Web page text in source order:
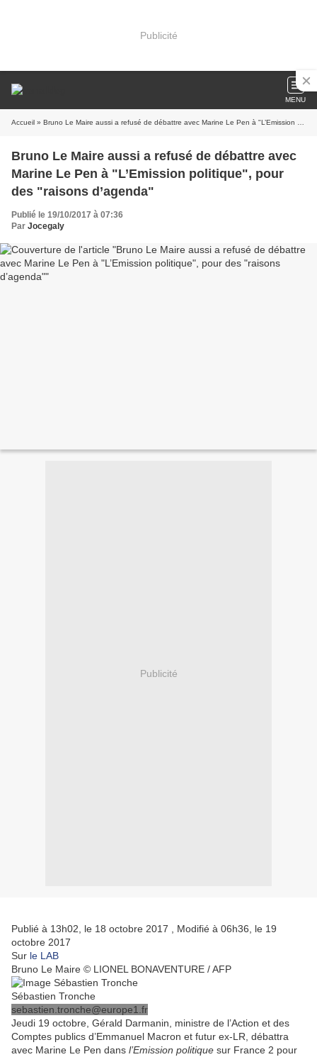
Publicité
MENU
Accueil » Bruno Le Maire aussi a refusé de débattre avec Marine Le Pen à "L’Emission politique", pour des "raisons d’agenda"
Bruno Le Maire aussi a refusé de débattre avec
Marine Le Pen à "L’Emission politique", pour
des "raisons d’agenda"
Publié le 19/10/2017 à 07:36
Par Jocegaly
Publicité
Publié à 13h02, le 18 octobre 2017 , Modifié à 06h36, le 19
octobre 2017
Sur le LAB
Bruno Le Maire © LIONEL BONAVENTURE / AFP
Sébastien Tronche
sebastien.tronche@europe1.fr
Jeudi 19 octobre, Gérald Darmanin, ministre de l’Action et des
Comptes publics d’Emmanuel Macron et futur ex-LR, débattra
avec Marine Le Pen dans l’Emission politique sur France 2 pour